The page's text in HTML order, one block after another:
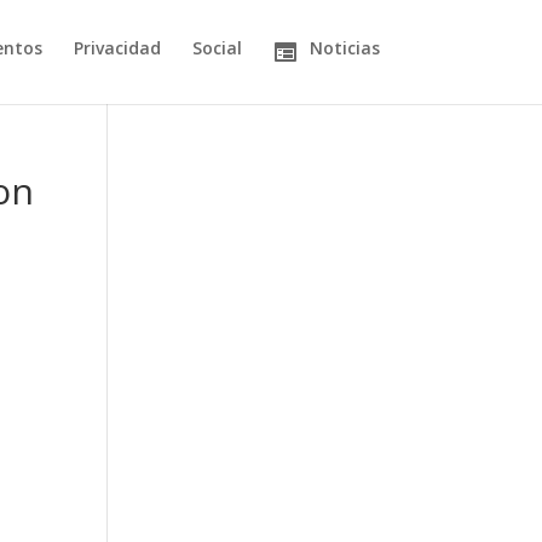
Privacidad Social Noticias